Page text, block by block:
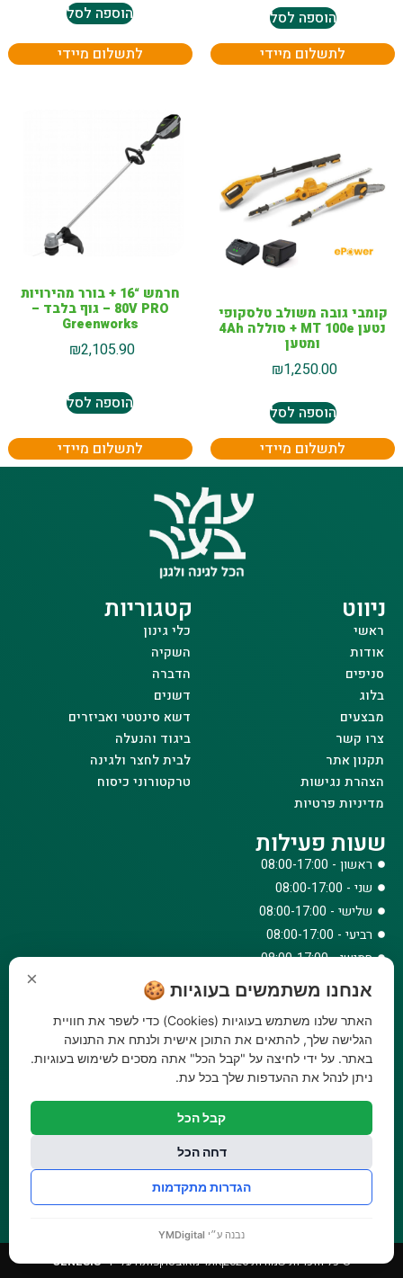
הוספה לסל
לתשלום מיידי
הוספה לסל
לתשלום מיידי
קומבי גובה משולב טלסקופי
נטען MT 100e + סוללה 4Ah
ומטען
₪1,250.00
הוספה לסל
לתשלום מיידי
חרמש “16 + בורר מהירויות
80V PRO – גוף בלבד –
Greenworks
₪2,105.90
הוספה לסל
לתשלום מיידי
ניווט
ראשי
אודות
סניפים
בלוג
מבצעים
צרו קשר
תקנון אתר
הצהרת נגישות
מדיניות פרטיות
קטגוריות
כלי גינון
השקיה
הדברה
דשנים
דשא סינטטי ואביזרים
ביגוד והנעלה
לבית לחצר ולגינה
טרקטורוני כיסוח
שעות פעילות
ראשון - 08:00-17:00
שני - 08:00-17:00
שלישי - 08:00-17:00
רביעי - 08:00-17:00
חמישי - 08:00-17:00
שישי - 08:00-12:30
צרו קשר
073-779-6243
וואטסאפ
amirbair@amir-agricul.co.il
משלוחים:
עלות משלוח עד הבית 29.90 ₪, משלוח חינם בקניה מעל
© כל הזכויות שמורות 2026 אתר מאובטחפותח על ידיGENESIS
× אנחנו משתמשים בעוגיות 🍪
האתר שלנו משתמש בעוגיות (Cookies) כדי לשפר את חוויית
הגלישה שלך, להתאים את התוכן אישית ולנתח את התנועה
באתר. על ידי לחיצה על "קבל הכל" אתה מסכים לשימוש בעוגיות.
ניתן לנהל את ההעדפות שלך בכל עת.
קבל הכל
דחה הכל
הגדרות מתקדמות
נבנה ע״י YMDigital